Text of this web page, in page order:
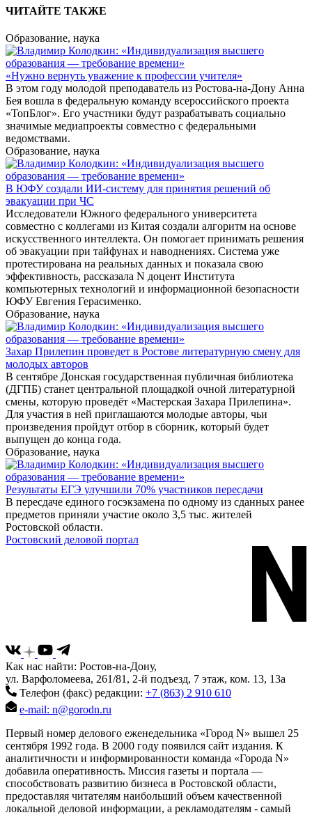
ЧИТАЙТЕ ТАКЖЕ
Образование, наука
«Нужно вернуть уважение к профессии учителя»
В этом году молодой преподаватель из Ростова-на-Дону Анна
Бея вошла в федеральную команду всероссийского проекта
«ТопБлог». Его участники будут разрабатывать социально
значимые медиапроекты совместно с федеральными
ведомствами.
Образование, наука
В ЮФУ создали ИИ-систему для принятия решений об
эвакуации при ЧС
Исследователи Южного федерального университета
совместно с коллегами из Китая создали алгоритм на основе
искусственного интеллекта. Он помогает принимать решения
об эвакуации при тайфунах и наводнениях. Система уже
протестирована на реальных данных и показала свою
эффективность, рассказала N доцент Института
компьютерных технологий и информационной безопасности
ЮФУ Евгения Герасименко.
Образование, наука
Захар Прилепин проведет в Ростове литературную смену для
молодых авторов
В сентябре Донская государственная публичная библиотека
(ДГПБ) станет центральной площадкой очной литературной
смены, которую проведёт «Мастерская Захара Прилепина».
Для участия в ней приглашаются молодые авторы, чьи
произведения пройдут отбор в сборник, который будет
выпущен до конца года.
Образование, наука
Результаты ЕГЭ улучшили 70% участников пересдачи
В пересдаче единого госэкзамена по одному из сданных ранее
предметов приняли участие около 3,5 тыс. жителей
Ростовской области.
Ростовский деловой портал
Как нас найти: Ростов-на-Дону,
ул. Варфоломеева, 261/81, 2-й подъезд, 7 этаж, ком. 13, 13а
Телефон (факс) редакции: +7 (863) 2 910 610
e-mail: n@gorodn.ru
Первый номер делового еженедельника «Город N» вышел 25
сентября 1992 года. В 2000 году появился сайт издания. К
аналитичности и информированности команда «Города N»
добавила оперативность. Миссия газеты и портала —
способствовать развитию бизнеса в Ростовской области,
предоставляя читателям наибольший объем качественной
локальной деловой информации, а рекламодателям - самый